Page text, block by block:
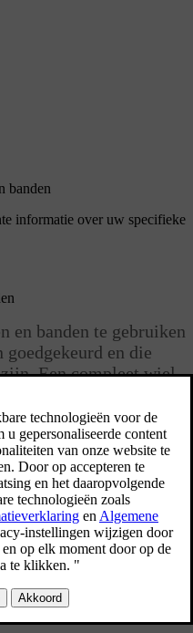
banden
informatie over uw specifieke
en banden te gebruiken
en die
Een compleet wiel
originele Volvo-banden met
banden zijn zorgvuldig
van de banden is het daarom
dit opschrift hebben, zodat de
stroomverbruik van de auto